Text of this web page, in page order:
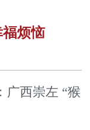
福烦恼
西崇左 “猴